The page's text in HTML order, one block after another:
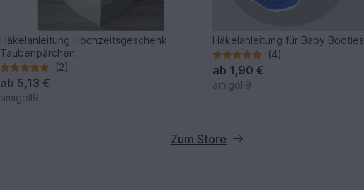
Häkelanleitung Hochzeitsgeschenk
Taubenpärchen.
(2)
ab 5,13 €
amigoll9
Häkelanleitung für Baby Booties
(4)
ab 1,90 €
amigoll9
Zum Store